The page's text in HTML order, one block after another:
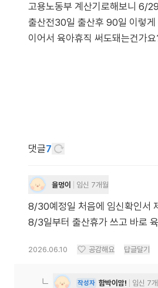
고용노동부 계산기로해보니 6/
출산전30일 출산후 90일 이렇
이어서 육아휴직 써도돼는건가
댓글7
율멍이 임신 7개월
8/30예정일 처음에 임신확인서
8/3일부터 출산휴가 쓰고 바로
2026.06.10 공감해요 답글달기
작성자 함박이맘! 임신 7